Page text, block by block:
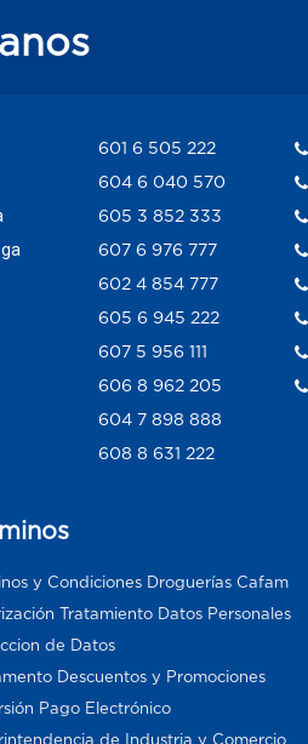
601 6 505 222
604 6 040 570
605 3 852 333
607 6 976 777
602 4 854 777
605 6 945 222
607 5 956 111
606 8 962 205
604 7 898 888
608 8 631 222
y Condiciones Droguerías Cafam
Tratamiento Datos Personales
de Datos
Descuentos y Promociones
Pago Electrónico
de Industria y Comercio